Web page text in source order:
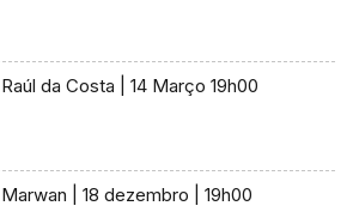
Raúl da Costa | 14 Março 19h00
Marwan | 18 dezembro | 19h00